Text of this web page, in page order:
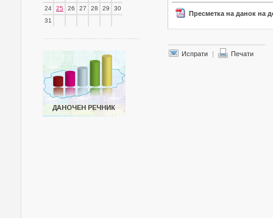
24
25 26 27 28 29
30
31
Пресметка на данок на
Испрати | Печати